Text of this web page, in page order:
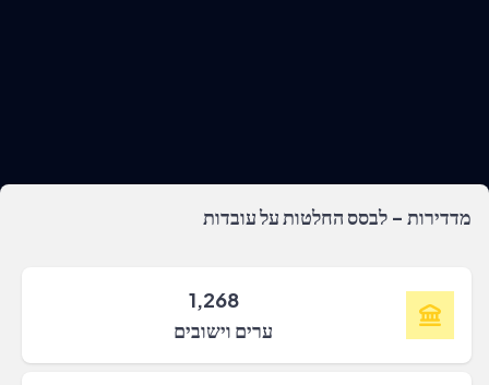
מדדירות - לבסס החלטות על עובדות
1,268
ערים וישובים